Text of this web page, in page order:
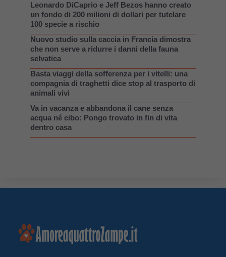
Leonardo DiCaprio e Jeff Bezos hanno creato
un fondo di 200 milioni di dollari per tutelare
100 specie a rischio
Nuovo studio sulla caccia in Francia dimostra
che non serve a ridurre i danni della fauna
selvatica
Basta viaggi della sofferenza per i vitelli: una
compagnia di traghetti dice stop al trasporto di
animali vivi
Va in vacanza e abbandona il cane senza
acqua né cibo: Pongo trovato in fin di vita
dentro casa